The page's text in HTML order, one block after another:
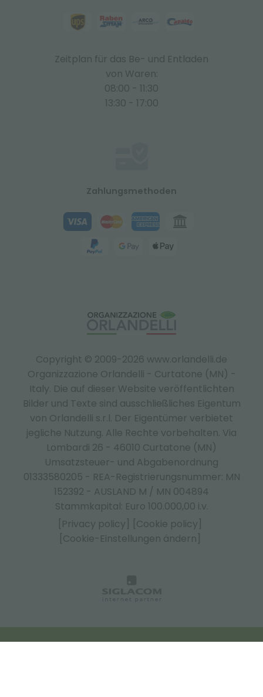
Copyright © 2009-2026 www.orlandelli.de
Organizzazione Orlandelli - Curtatone (MN) -
Italy. Die auf dieser Website veröffentlichten
Bilder und Texte sind ausschließliches Eigentum
von Orlandelli s.r.l. Der Eigentümer verbietet
jegliche Nutzung. Alle Rechte vorbehalten. Via
Lombardi 26 - 46010 Curtatone (MN)
Umsatzsteuer- und Abgabenordnung
01333580205 - REA-Registrierungsnummer: MN
152392 - AUSLAND M / MN 004894
Stammkapital: Euro 100.000,00 i.v.
[Privacy policy]
[Cookie policy]
[Cookie-Einstellungen ändern]
Zeitplan für das Be- und Entladen
von Waren:
08:00 - 11:30
13:30 - 17:00
Zahlungsmethoden